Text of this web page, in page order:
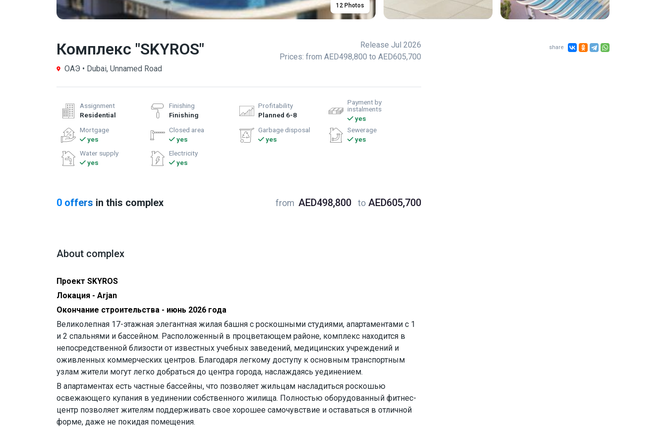
12 Photos
Комплекс "SKYROS"
Release Jul 2026
Prices: from AED498,800 to AED605,700
ОАЭ • Dubai, Unnamed Road
Assignment
Residential
Finishing
Finishing
Profitability
Planned 6-8
Payment by
instalments
yes
Mortgage
yes
Closed area
yes
Garbage disposal
yes
Sewerage
yes
Water supply
yes
Electricity
yes
0 offers in this complex from AED498,800 to AED605,700
About complex
Проект SKYROS
Локация - Arjan
Окончание строительства - июнь 2026 года
Великолепная 17-этажная элегантная жилая башня с роскошными студиями, апартаментами с 1
и 2 спальнями и бассейном. Расположенный в процветающем районе, комплекс находится в
непосредственной близости от известных учебных заведений, медицинских учреждений и
оживленных коммерческих центров. Благодаря легкому доступу к основным транспортным
узлам жители могут легко добраться до центра города, наслаждаясь уединением.
В апартаментах есть частные бассейны, что позволяет жильцам насладиться роскошью
освежающего купания в уединении собственного жилища. Полностью оборудованный фитнес-
центр позволяет жителям поддерживать свое хорошее самочувствие и оставаться в отличной
форме, даже не покидая помещения.
share